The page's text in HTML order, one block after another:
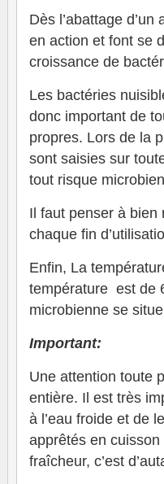
Dès l’abattage
en action et font se
croissance de
Les bactéries
donc important de
propres. Lors de la
sont saisies sur
tout risque
Il faut penser à bien
chaque fin
Enfin, La
température est de
microbienne se
Important:
Une attention toute
entière. Il est très
à l’eau froide et de
apprêtés en
fraîcheur, c’est